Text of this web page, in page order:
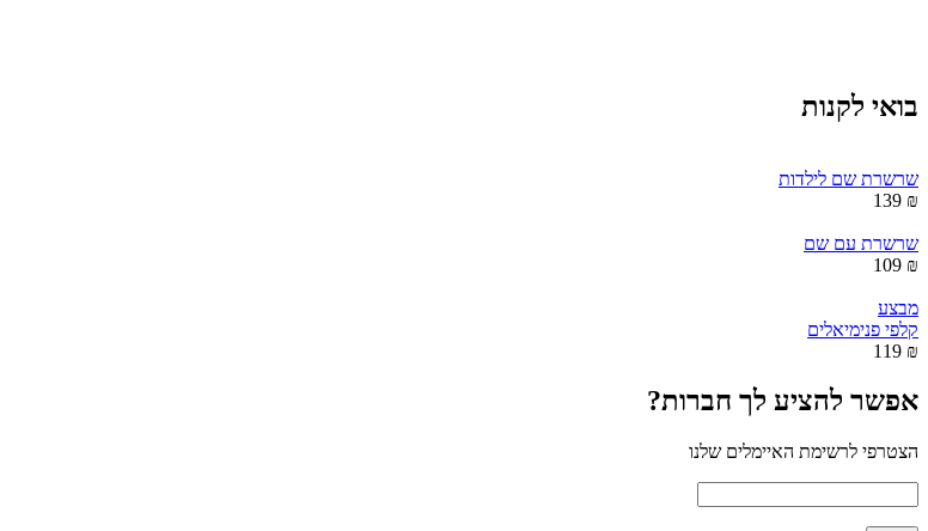
בואי לקנות
שרשרת שם לילדות
₪ 139
שרשרת עם שם
₪ 109
מבצע
קלפי פנימיאלים
₪ 119
אפשר להציע לך חברות?
הצטרפי לרשימת האיימלים שלנו